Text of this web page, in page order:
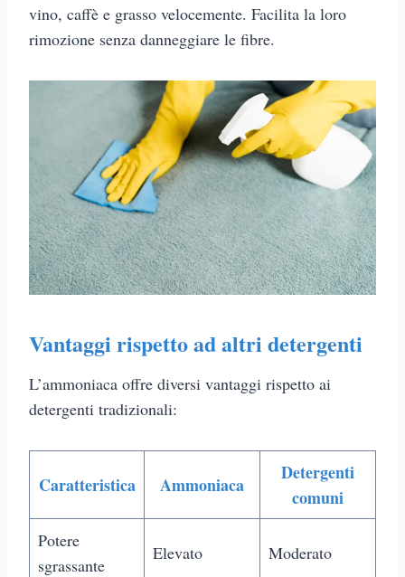
vino, caffè e grasso velocemente. Facilita la loro
rimozione senza danneggiare le fibre.
Vantaggi rispetto ad altri detergenti
L’ammoniaca offre diversi vantaggi rispetto ai
detergenti tradizionali:
Caratteristica Ammoniaca
Detergenti
comuni
Potere
sgrassante
Elevato Moderato